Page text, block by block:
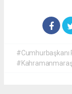
#Cumhurbaşkanı